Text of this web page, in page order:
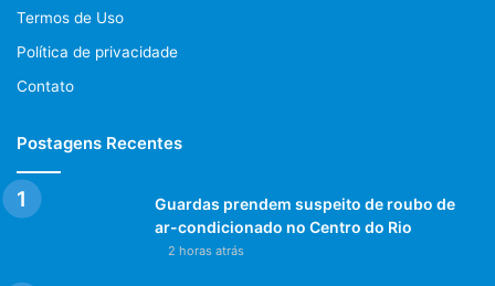
Termos de Uso
Política de privacidade
Contato
Postagens Recentes
Guardas prendem suspeito de roubo de
ar-condicionado no Centro do Rio
2 horas atrás